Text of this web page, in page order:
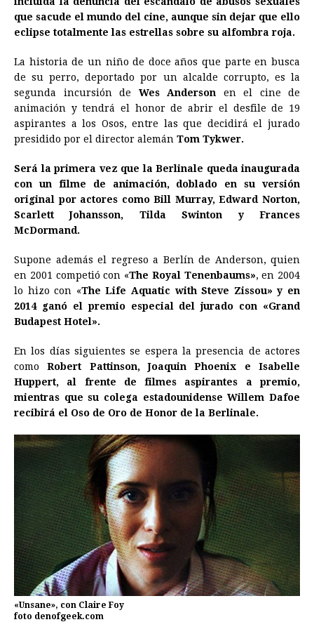
b
o
o
k
e
n
g
e
s
A
p
p
a
d
s
e
r
e
s
t
e
d
n
l
t
L
i
n
k
que sacude el mundo del cine, aunque sin dejar que ello
eclipse totalmente las estrellas sobre su alfombra roja.
La historia de un niño de doce años que parte en busca
de su perro, deportado por un alcalde corrupto, es la
segunda incursión de Wes Anderson en el cine de
animación y tendrá el honor de abrir el desfile de 19
aspirantes a los Osos, entre las que decidirá el jurado
presidido por el director alemán Tom Tykwer.
Será la primera vez que la Berlinale queda inaugurada
con un filme de animación, doblado en su versión
original por actores como Bill Murray, Edward Norton,
Scarlett Johansson, Tilda Swinton y Frances
McDormand.
Supone además el regreso a Berlín de Anderson, quien
en 2001 competió con «The Royal Tenenbaums», en 2004
lo hizo con «The Life Aquatic with Steve Zissou» y en
2014 ganó el premio especial del jurado con «Grand
Budapest Hotel».
En los días siguientes se espera la presencia de actores
comoRobert Pattinson, Joaquin Phoenix e Isabelle
Huppert, al frente de filmes aspirantes a premio,
mientras que su colega estadounidense Willem Dafoe
recibirá el Oso de Oro de Honor de la Berlinale.
«Unsane», con Claire Foy
foto denofgeek.com